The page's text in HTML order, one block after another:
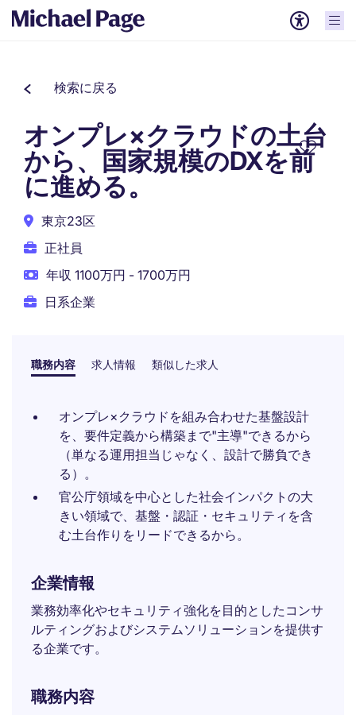
検索に戻る
オンプレ×クラウドの土台
から、国家規模のDXを前
に進める。
東京23区
正社員
年収 1100万円 - 1700万円
日系企業
職務内容 求人情報 類似した求人
オンプレ×クラウドを組み合わせた基盤設計
を、要件定義から構築まで"主導"できるから
（単なる運用担当じゃなく、設計で勝負でき
る）。
官公庁領域を中心とした社会インパクトの大
きい領域で、基盤・認証・セキュリティを含
む土台作りをリードできるから。
企業情報
業務効率化やセキュリティ強化を目的としたコンサ
ルティングおよびシステムソリューションを提供す
る企業です。
職務内容